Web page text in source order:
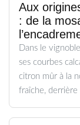
Aux
: de la
Dans le
ses courbes
citron mûr à la
fraîche,